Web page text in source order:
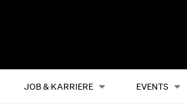
JOB & KARRIERE EVENTS
Alles Events